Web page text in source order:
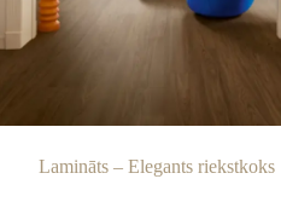
Lamināts – Elegants riekstkoks